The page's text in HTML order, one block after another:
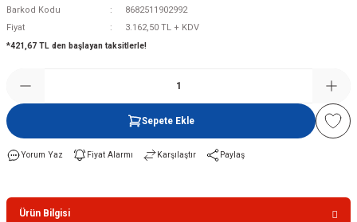
Barkod Kodu
8682511902992
Fiyat
3.162,50 TL + KDV
*421,67 TL den başlayan taksitlerle!
Sepete Ekle
Yorum Yaz Fiyat Alarmı Karşılaştır Paylaş
Ürün Bilgisi